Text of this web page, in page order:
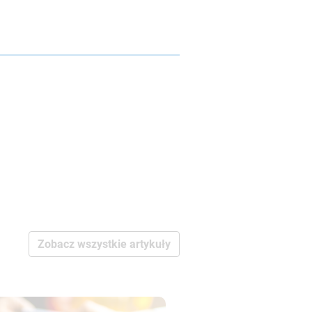
Zobacz wszystkie artykuły